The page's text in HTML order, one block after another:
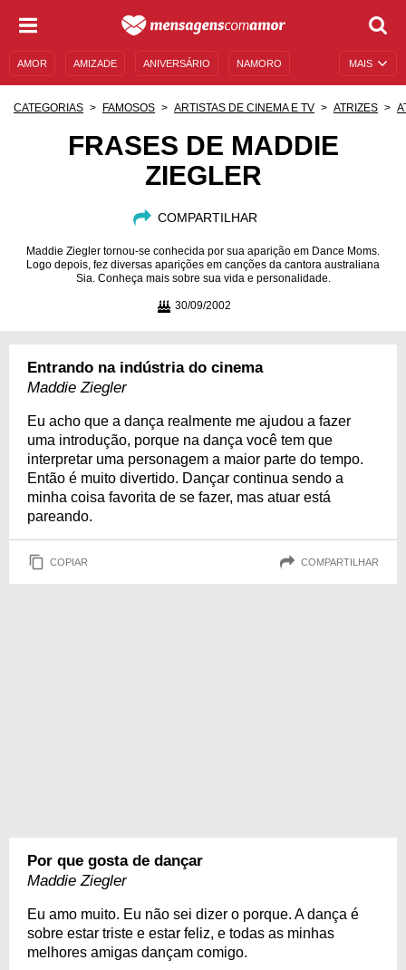
MAIS
AMOR AMIZADE ANIVERSÁRIO NAMORO
MENSAGENS DE ANIVERSÁRIO
CATEGORIAS FAMOSOS ARTISTAS DE CINEMA E TV ATRIZES
FRASES DE MADDIE
ZIEGLER
COMPARTILHAR
Maddie Ziegler tornou-se conhecida por sua aparição em Dance Moms.
Logo depois, fez diversas aparições em canções da cantora australiana
Sia. Conheça mais sobre sua vida e personalidade.
30/09/2002
Entrando na indústria do cinema
Maddie Ziegler
Eu acho que a dança realmente me ajudou a fazer
uma introdução, porque na dança você tem que
interpretar uma personagem a maior parte do tempo.
Então é muito divertido. Dançar continua sendo a
minha coisa favorita de se fazer, mas atuar está
pareando.
COPIAR COMPARTILHAR
Por que gosta de dançar
Maddie Ziegler
Eu amo muito. Eu não sei dizer o porque. A dança é
sobre estar triste e estar feliz, e todas as minhas
melhores amigas dançam comigo.